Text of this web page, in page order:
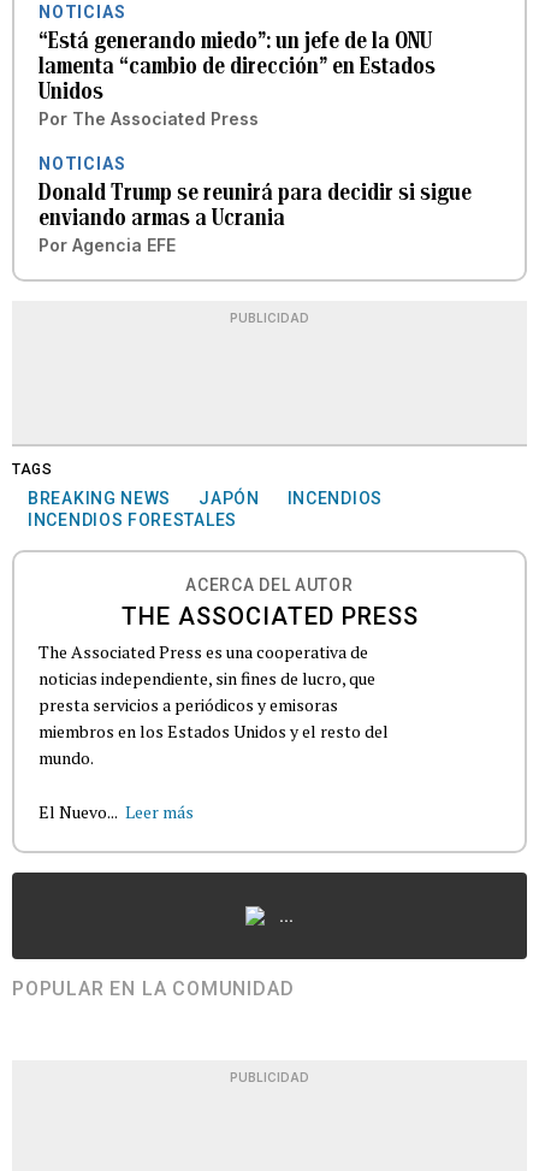
NOTICIAS
“Está generando miedo”: un jefe de la ONU
lamenta “cambio de dirección” en Estados
Unidos
Por The Associated Press
NOTICIAS
Donald Trump se reunirá para decidir si sigue
enviando armas a Ucrania
Por Agencia EFE
PUBLICIDAD
TAGS
BREAKING NEWS JAPÓN
INCENDIOS
INCENDIOS FORESTALES
ACERCA DEL AUTOR
THE ASSOCIATED PRESS
The Associated Press es una cooperativa de
noticias independiente, sin fines de lucro, que
presta servicios a periódicos y emisoras
miembros en los Estados Unidos y el resto del
mundo.
El Nuevo... Leer más
...
POPULAR EN LA COMUNIDAD
PUBLICIDAD